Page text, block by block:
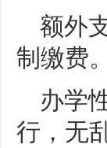
额外
制缴费。
办学
行，无